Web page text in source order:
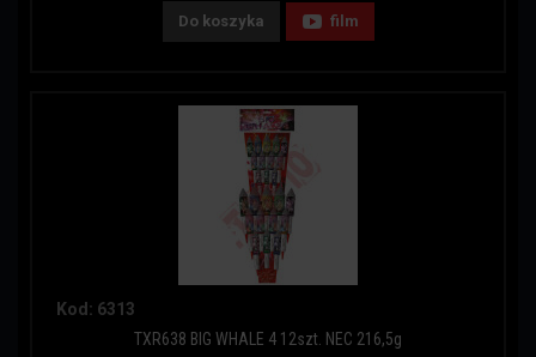
Do koszyka film
Kod: 6313
TXR638 BIG WHALE 4 12szt. NEC 216,5g